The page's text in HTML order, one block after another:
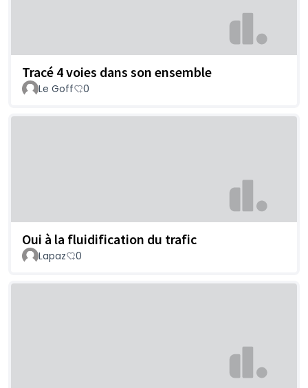
Tracé 4 voies dans son ensemble
Le Goff 0
Oui à la fluidification du trafic
Lapaz 0